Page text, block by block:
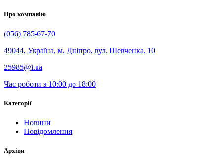
Про компанію
(056) 785-67-70
49044, Україна, м. Дніпро, вул. Шевченка, 10
25985@i.ua
Час роботи з 10:00 до 18:00
Категорії
Новини
Повідомлення
Архіви